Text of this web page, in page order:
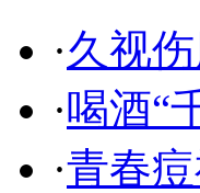
·久视
·喝酒“
·青春